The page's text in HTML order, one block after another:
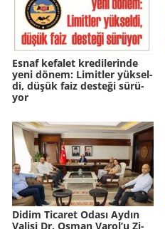
Esnaf ke­fa­let kre­di­le­rin­de
yeni dönem: Li­mit­ler yük­sel­
di, düşük faiz des­te­ği sü­rü­
yor
Didim Ti­ca­ret Odası Aydın
Va­li­si Dr. Osman Varol’u Zi­